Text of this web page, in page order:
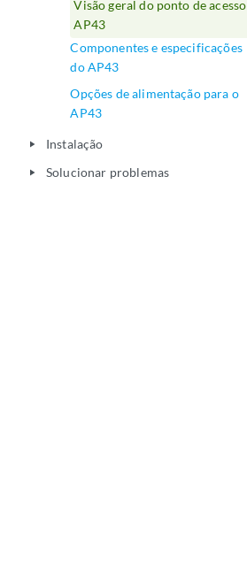
Visão geral do ponto de acesso
AP43
Componentes e especificações
do AP43
Opções de alimentação para o
AP43
play_arrow Instalação
play_arrow Solucionar problemas